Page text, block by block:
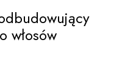
włosów